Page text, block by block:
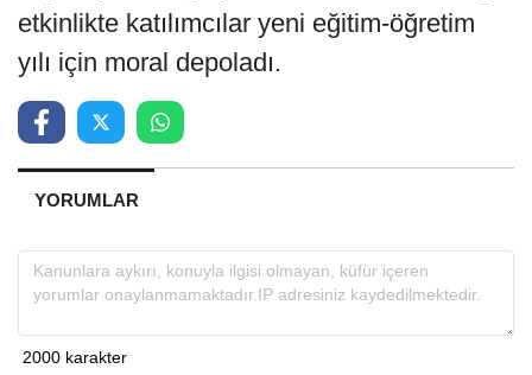
etkinlikte katılımcılar yeni eğitim-öğretim
yılı için moral depoladı.
YORUMLAR